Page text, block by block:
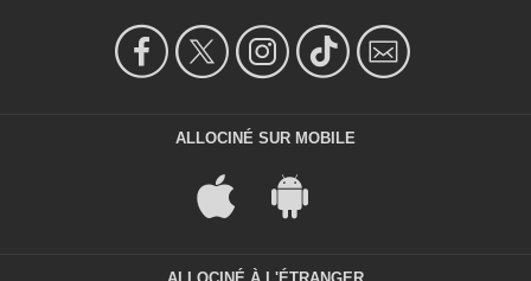
ALLOCINÉ SUR MOBILE